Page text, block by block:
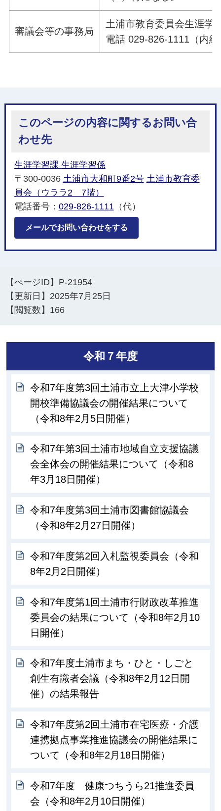
審議会等の事務局
土浦市教育委員会生涯学
電話 029-826-1111（内
このページの内容に関するお問い合
わせ先
生涯学習課 生涯学習係
〒300-0036 土浦市大和町9番2号 土浦市教育委
員会（ウララ2 7階）
電話番号： 029-826-1111（代）
メールでお問い合わせをする
【ぺージID】 P-21954
【更新日】 2025年7月25日
【閲覧数】 166
令和７年度
令和7年度第3回土浦市立上大津小学校
開校準備協議会の開催結果について
（令和8年2月5日開催）
令和7年第3回土浦市地域自立支援協議
会全体会の開催結果について（令和8
年3月18日開催）
令和7年度第3回土浦市図書館協議会
（令和8年2月27日開催）
令和7年度第2回入札監視委員会（令和
8年2月2日開催）
令和7年度第1回土浦市行財政改革推進
委員会の結果について（令和8年2月10
日開催）
令和7年度土浦市まち・ひと・しごと
創生有識者会議（令和8年2月12日開
催）の結果報告
令和7年度第2回土浦市在宅医療・介護
連携拠点事業推進協議会の開催結果に
ついて（令和8年2月18日開催）
令和7年度 健康つちうら21推進委員
会（令和8年2月10日開催）